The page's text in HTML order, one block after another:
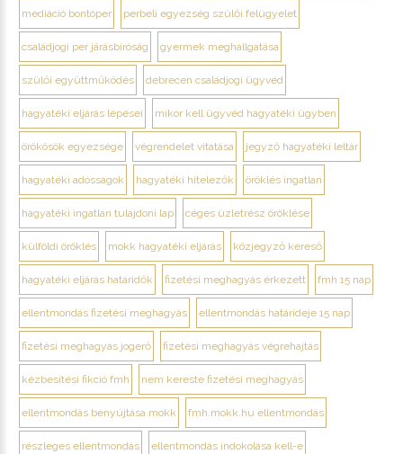
mediáció bontóper perbeli egyezség szülői felügyelet
családjogi per járásbíróság gyermek meghallgatása
szülői együttműködés debrecen családjogi ügyvéd
hagyatéki eljárás lépései mikor kell ügyvéd hagyatéki ügyben
örökösök egyezsége végrendelet vitatása jegyző hagyatéki leltár
hagyatéki adósságok hagyatéki hitelezők öröklés ingatlan
hagyatéki ingatlan tulajdoni lap céges üzletrész öröklése
külföldi öröklés mokk hagyatéki eljárás közjegyző kereső
hagyatéki eljárás határidők fizetési meghagyás érkezett fmh 15 nap
ellentmondás fizetési meghagyás ellentmondás határideje 15 nap
fizetési meghagyás jogerő fizetési meghagyás végrehajtás
kézbesítési fikció fmh nem kereste fizetési meghagyás
ellentmondás benyújtása mokk fmh.mokk.hu ellentmondás
részleges ellentmondás ellentmondás indokolása kell-e